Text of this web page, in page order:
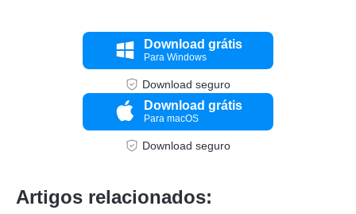
Download grátis
Para Windows
Download seguro
Download grátis
Para macOS
Download seguro
Artigos relacionados: